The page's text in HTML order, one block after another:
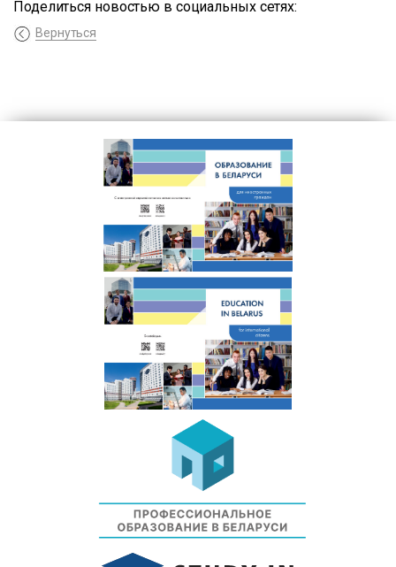
Поделиться новостью в социальных сетях:
Вернуться